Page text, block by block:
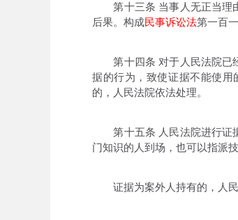
第十三条 当事人无正当理由
后果。构成民事诉讼法第一百
第十四条 对于人民法院已经
据的行为，致使证据不能使
的，人民法院依法处理。
第十五条 人民法院进行证据
门知识的人到场，也可以指派
证据为案外人持有的，人民